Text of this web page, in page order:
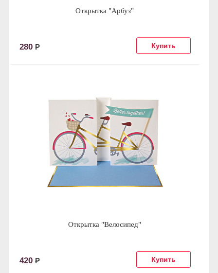
Открытка "Арбуз"
280 Р
Открытка "Велосипед"
420 Р